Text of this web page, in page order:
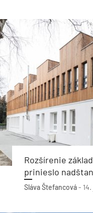
Rozšírenie
prinieslo
Sláva Štefancová-